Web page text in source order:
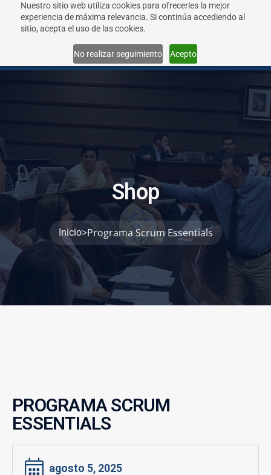
Nuestro sitio web utiliza cookies para ofrecerles la mejor
experiencia de máxima relevancia. Si continúa accediendo al
sitio, acepta el uso de las cookies.
No realizar seguimiento Acepto
Shop
Inicio>Programa Scrum Essentials
PROGRAMA SCRUM
ESSENTIALS
agosto 5, 2025